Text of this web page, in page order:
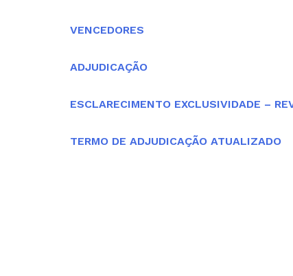
VENCEDORES
ADJUDICAÇÃO
ESCLARECIMENTO EXCLUSIVIDADE –
TERMO DE ADJUDICAÇÃO ATUALIZADO